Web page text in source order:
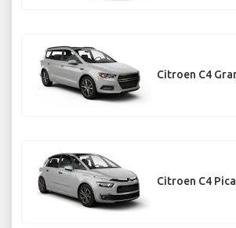
Citroen C4
Citroen C4